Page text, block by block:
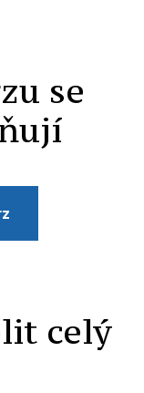
se
celý